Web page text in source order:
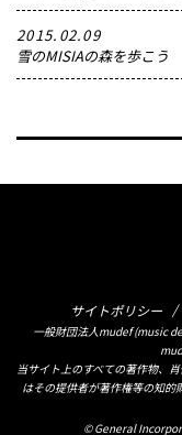
2015.02.09
雪のMISIAの森を歩こう
サイトポリシー
一般財団法人mudef (music
当サイト上のすべての著作物、
はその提供者が著作権等の知的
© General